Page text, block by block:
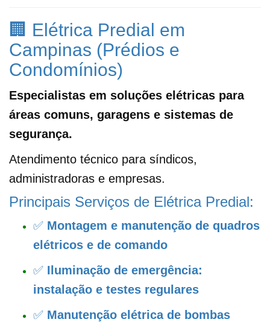
🏢 Elétrica Predial em
Campinas (Prédios e
Condomínios)
Especialistas em soluções elétricas para
áreas comuns, garagens e sistemas de
segurança.
Atendimento técnico para síndicos,
administradoras e empresas.
Principais Serviços de Elétrica Predial:
✅ Montagem e manutenção de quadros
elétricos e de comando
✅ Iluminação de emergência:
instalação e testes regulares
✅ Manutenção elétrica de bombas